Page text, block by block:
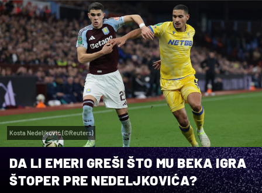
Kosta Nedeljković (©Reuters)
DA LI EMERI GREŠI ŠTO MU BEKA IGRA
ŠTOPER PRE NEDELJKOVIĆA?